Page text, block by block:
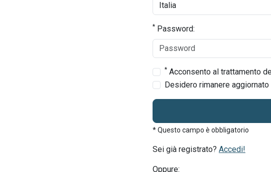
* Password:
* Acconsento al trattamento
Desidero rimanere
* Questo campo è obbligatorio
Sei già registrato? Accedi!
Oppure: